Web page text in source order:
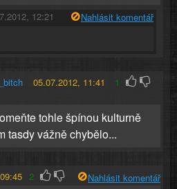
12:21 Nahlásit komentář
05.07.2012, 11:41
1
tohle špínou kulturně
tasdy vážně chybělo...
2 Nahlásit komentář